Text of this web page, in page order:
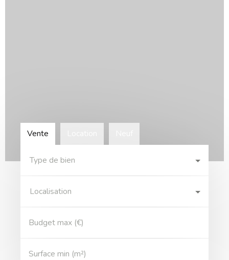
Vente
Type de bien
Localisation
Budget max (€)
Surface min (m²)